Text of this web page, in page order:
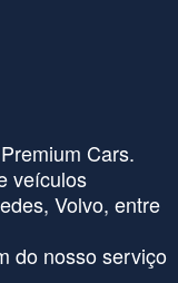
Cars.
veículos
Volvo, entre
do nosso serviço